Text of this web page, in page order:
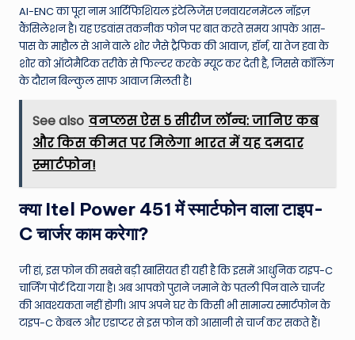
AI-ENC का पूरा नाम आर्टिफिशियल इंटेलिजेंस एनवायरनमेंटल नॉइज़
कैंसिलेशन है। यह एडवांस तकनीक फोन पर बात करते समय आपके आस-
पास के माहौल से आने वाले शोर जैसे ट्रैफिक की आवाज, हॉर्न, या तेज हवा के
शोर को ऑटोमैटिक तरीके से फिल्टर करके म्यूट कर देती है, जिससे कॉलिंग
के दौरान बिल्कुल साफ आवाज मिलती है।
See also वनप्लस ऐस 5 सीरीज लॉन्च: जानिए कब
और किस कीमत पर मिलेगा भारत में यह दमदार
स्मार्टफोन!
क्या Itel Power 451 में स्मार्टफोन वाला टाइप-
C चार्जर काम करेगा?
जी हां, इस फोन की सबसे बड़ी खासियत ही यही है कि इसमें आधुनिक टाइप-C
चार्जिंग पोर्ट दिया गया है। अब आपको पुराने जमाने के पतली पिन वाले चार्जर
की आवश्यकता नहीं होगी। आप अपने घर के किसी भी सामान्य स्मार्टफोन के
टाइप-C केबल और एडाप्टर से इस फोन को आसानी से चार्ज कर सकते हैं।